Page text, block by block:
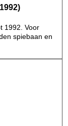
1992. Voor
spiebaan en